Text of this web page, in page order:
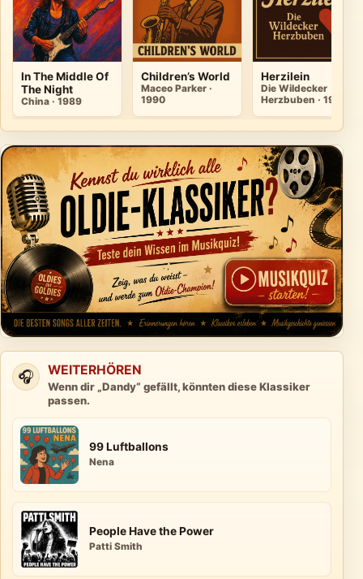
In The Middle Of
The Night
China · 1989
Children’s World
Maceo Parker ·
1990
Herzilein
Die Wildecker
Herzbuben · 1989
🎧 WEITERHÖREN
Wenn dir „Dandy“ gefällt, könnten diese Klassiker
passen.
99 Luftballons
Nena
People Have the Power
Patti Smith